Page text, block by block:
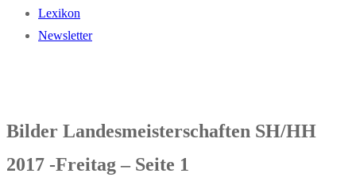
Lexikon
Newsletter
Bilder Landesmeisterschaften SH/HH
2017 -Freitag – Seite 1